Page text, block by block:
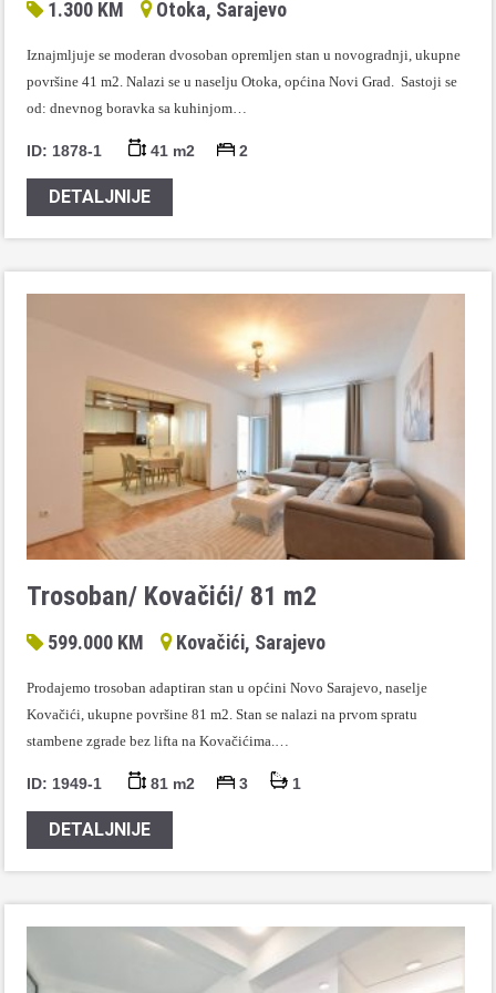
1.300 KM Otoka, Sarajevo
Iznajmljuje se moderan dvosoban opremljen stan u novogradnji, ukupne
površine 41 m2. Nalazi se u naselju Otoka, općina Novi Grad. Sastoji se
od: dnevnog boravka sa kuhinjom…
ID: 1878-1 41 m2 2
DETALJNIJE
Trosoban/ Kovačići/ 81 m2
599.000 KM Kovačići, Sarajevo
Prodajemo trosoban adaptiran stan u općini Novo Sarajevo, naselje
Kovačići, ukupne površine 81 m2. Stan se nalazi na prvom spratu
stambene zgrade bez lifta na Kovačićima.…
ID: 1949-1 81 m2 3 1
DETALJNIJE